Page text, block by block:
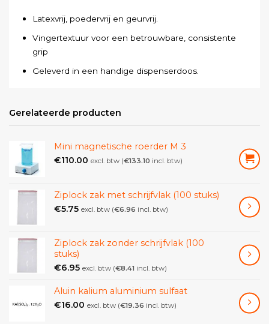
Latexvrij, poedervrij en geurvrij.
Vingertextuur voor een betrouwbare, consistente
grip
Geleverd in een handige dispenserdoos.
Dikte:
Gerelateerde producten
Mini magnetische roerder M 3
€110.00 excl. btw (€133.10 incl. btw)
Ziplock zak met schrijfvlak (100 stuks)
€5.75 excl. btw (€6.96 incl. btw)
Ziplock zak zonder schrijfvlak (100
stuks)
€6.95 excl. btw (€8.41 incl. btw)
Aluin kalium aluminium sulfaat
€16.00 excl. btw (€19.36 incl. btw)